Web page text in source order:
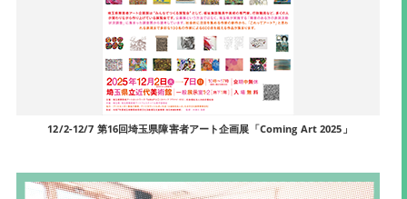
12/2-12/7 第16回埼玉県障害者アート企画展「Coming Art 2025」